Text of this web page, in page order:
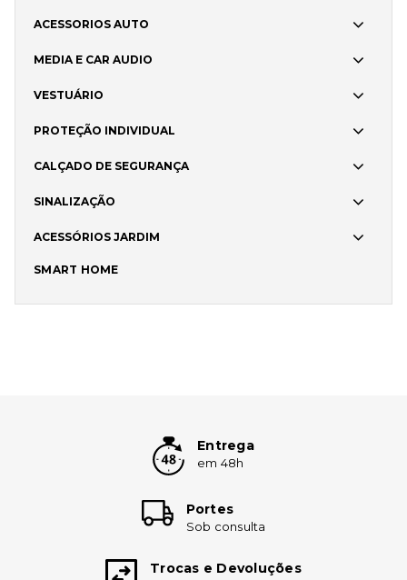
ACESSORIOS AUTO
MEDIA E CAR AUDIO
VESTUÁRIO
PROTEÇÃO INDIVIDUAL
CALÇADO DE SEGURANÇA
SINALIZAÇÃO
ACESSÓRIOS JARDIM
SMART HOME
Entrega
em 48h
Portes
Sob consulta
Trocas e Devoluções